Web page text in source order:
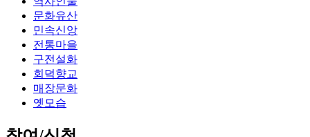
문화유산
민속신앙
전통마을
구전설화
회덕향교
매장문화
옛모습